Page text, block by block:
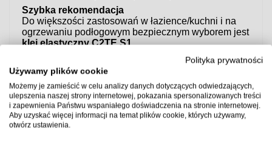
Szybka rekomendacja
Do większości zastosowań w łazience/kuchni i na
ogrzewaniu podłogowym bezpiecznym wyborem jest
klej elastyczny C2TE S1.
przed użyciem sprawdź kartę techniczną producenta
kleju, przygotuj podłoże zgodnie z wytycznymi (gruntowanie,
równość, suchość) i zachowaj zalecane proporcje wody oraz
czasy schnięcia.
Polityka prywatności
Używamy plików cookie
Możemy je zamieścić w celu analizy danych dotyczących odwiedzających,
ulepszenia naszej strony internetowej, pokazania spersonalizowanych treści
i zapewnienia Państwu wspaniałego doświadczenia na stronie internetowej.
Aby uzyskać więcej informacji na temat plików cookie, których używamy,
otwórz ustawienia.